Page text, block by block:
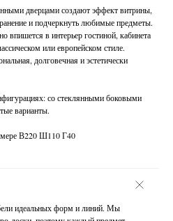
дверцами создают эффект витрины,
и подчеркнуть любимые предметы.
в интерьер гостиной, кабинета
или европейском стиле.
долговечная и эстетически
со стеклянными боковыми
варианты.
В220 Ш110 Г40
идеальных форм и линий. Мы